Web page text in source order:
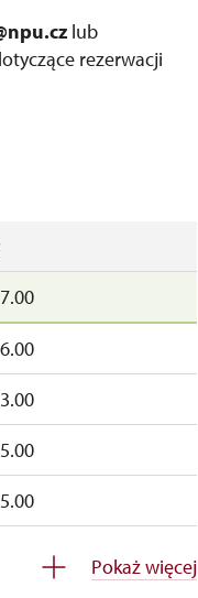
lub
rezerwacji
Pokaż więcej